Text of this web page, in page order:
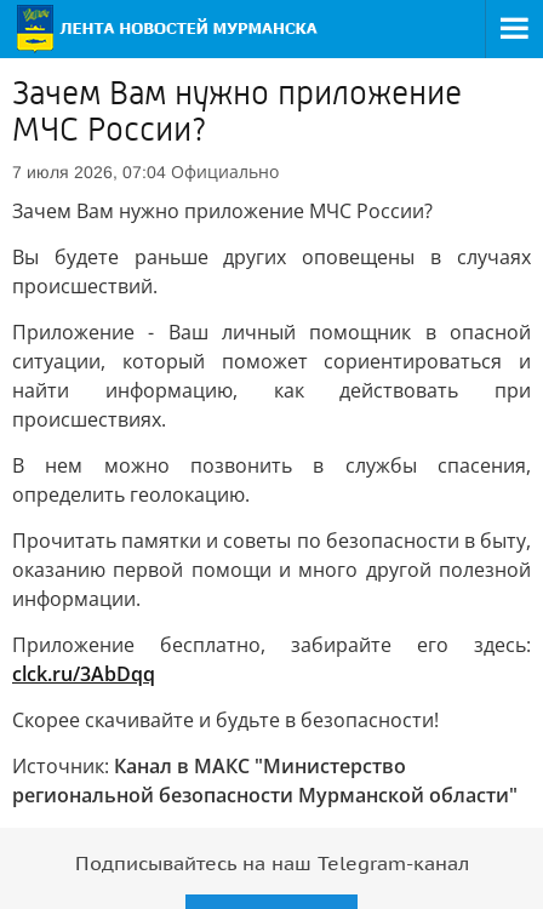
Зачем Вам нужно приложение
МЧС России?
7 июля 2026, 07:04 Официально
Зачем Вам нужно приложение МЧС России?
Вы будете раньше других оповещены в случаях
происшествий.
Приложение - Ваш личный помощник в опасной
ситуации, который поможет сориентироваться и
найти информацию, как действовать при
происшествиях.
В нем можно позвонить в службы спасения,
определить геолокацию.
Прочитать памятки и советы по безопасности в быту,
оказанию первой помощи и много другой полезной
информации.
Приложение бесплатно, забирайте его здесь:
clck.ru/3AbDqq
Скорее скачивайте и будьте в безопасности!
Источник: Канал в МАКС "Министерство
региональной безопасности Мурманской области"
Подписывайтесь на наш Telegram-канал